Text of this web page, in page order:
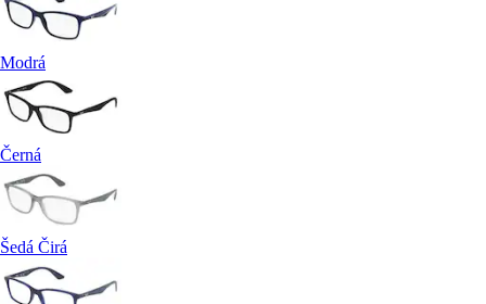
Modrá
Černá
Šedá Čirá